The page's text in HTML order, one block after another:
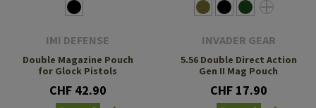
IMI DEFENSE
Double Magazine Pouch
for Glock Pistols
CHF 42.90
INVADER GEAR
5.56 Double Direct Action
Gen II Mag Pouch
CHF 17.90